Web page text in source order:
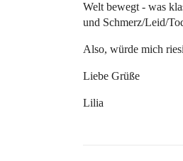
Welt bewegt - was
und Schmerz/Leid/
Also, würde mich
Liebe Grüße
Lilia